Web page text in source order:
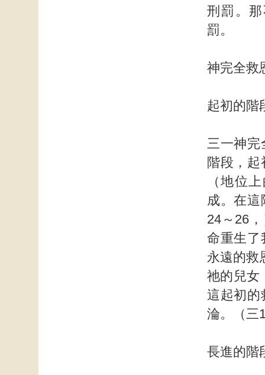
刑罰。
罰。
神完全救
起初的階
三一神完
階段，
（地位
成。在這
24～26
命重生了
永遠的救
祂的兒女
這起初的
淪。（三
長進的階